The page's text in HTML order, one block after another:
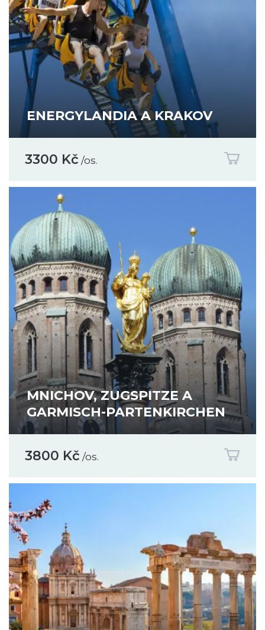
ENERGYLANDIA A KRAKOV
3300 Kč /os.
MNICHOV, ZUGSPITZE A
GARMISCH-PARTENKIRCHEN
3800 Kč /os.